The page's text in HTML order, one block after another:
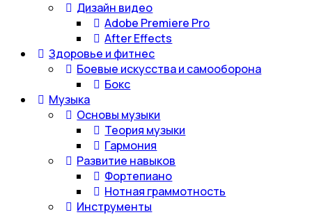
Дизайн видео
Adobe Premiere Pro
After Effects
Здоровье и фитнес
Боевые искусства и самооборона
Бокс
Музыка
Основы музыки
Теория музыки
Гармония
Развитие навыков
Фортепиано
Нотная граммотность
Инструменты